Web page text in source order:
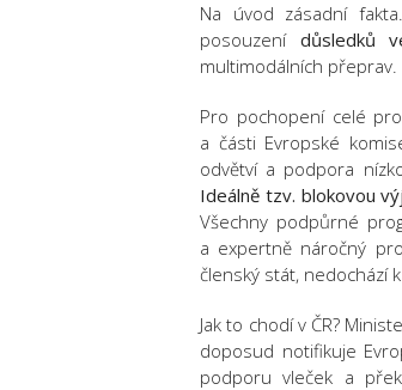
Na úvod zásadní
posouzení důsledků
multimodálních přeprav.
Pro pochopení celé
a části Evropské
odvětví a podpora
Ideálně tzv. blokovou
Všechny podpůrné
a expertně náročný
členský stát, nedochází
Jak to chodí v ČR?
doposud notifikuje
podporu vleček a